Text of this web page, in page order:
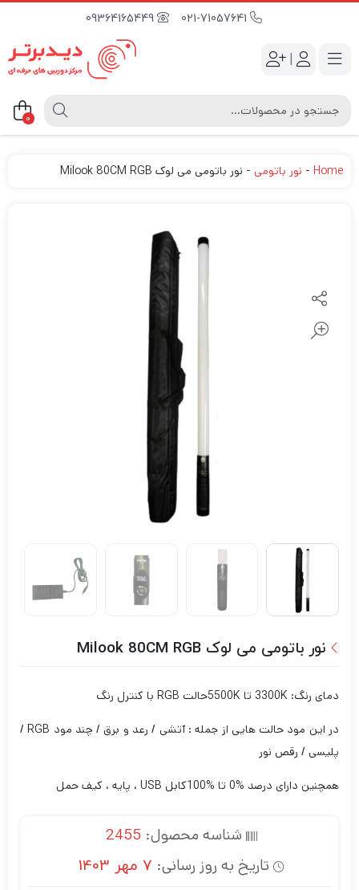
09364165449
|
0
Home
- نور باتومی - نور باتومی می لوک Milook 80CM RGB
نور باتومی می لوک Milook 80CM RGB
دمای رنگ: 3300K تا 5500K حالت RGB با کنترل رنگ
در این مود حالت هایی از جمله : آتشی / رعد و برق / چند مود RGB /
پلیسی / رقص نور
همچنین دارای درصد %0 تا %100 کابل USB ، پایه ، کیف حمل
شناسه محصول: 2455
تاریخ به روز رسانی: 7 مهر 1403